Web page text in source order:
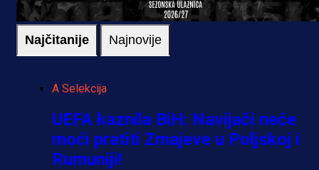
Najčitanije Najnovije
A Selekcija
UEFA kaznila BiH: Navijači neće
moći pratiti Zmajeve u Poljskoj i
Rumuniji!